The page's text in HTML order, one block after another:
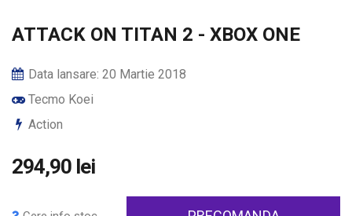
ATTACK ON TITAN 2 - XBOX ONE
Data lansare: 20 Martie 2018
Tecmo Koei
Action
294,90 lei